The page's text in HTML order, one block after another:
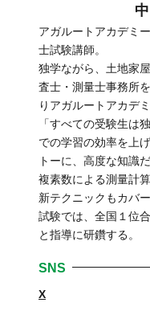
アガルートアカデミ
士試験講師。
独学ながら、土地家
査士・測量士事務所
りアガルートアカデ
「すべての受験生は
での学習の効率を上
トーに、高度な知識
複素数による測量計
新テクニックもカバ
試験では、全国１位
と指導に研鑽する。
SNS
X